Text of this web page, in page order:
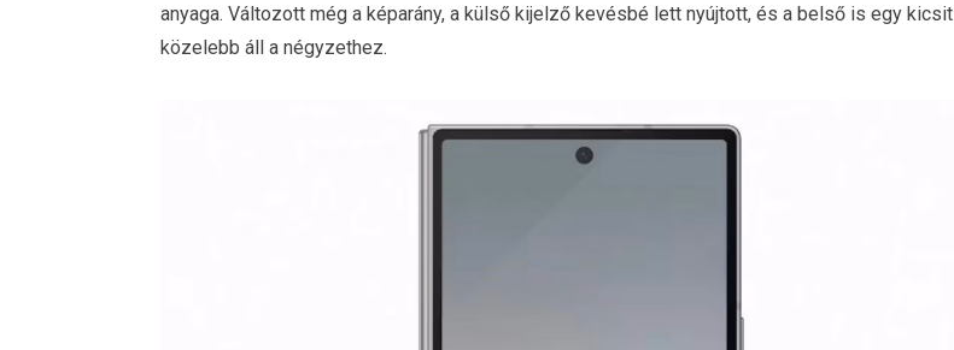
anyaga. Változott még a képarány, a külső kijelző kevésbé lett nyújtott, és a belső is egy kicsit
közelebb áll a négyzethez.